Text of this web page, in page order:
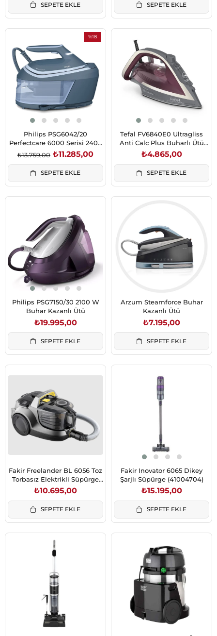
SEPETE EKLE SEPETE EKLE
%18
Philips PSG6042/20
Perfectcare 6000 Serisi 2400
W Buhar Kazanlı Ütü
₺11.285,00
₺13.759,00
SEPETE EKLE
Tefal FV6840E0 Ultragliss
Anti Calc Plus Buharlı Ütü
(1830007809)
₺4.865,00
SEPETE EKLE
Philips PSG7150/30 2100 W
Buhar Kazanlı Ütü
₺19.995,00
SEPETE EKLE
Arzum Steamforce Buhar
Kazanlı Ütü
₺7.195,00
SEPETE EKLE
Fakir Freelander BL 6056 Toz
Torbasız Elektrikli Süpürge
Silver Stone (41004492)
₺10.695,00
SEPETE EKLE
Fakir Inovator 6065 Dikey
Şarjlı Süpürge (41004704)
₺15.195,00
SEPETE EKLE